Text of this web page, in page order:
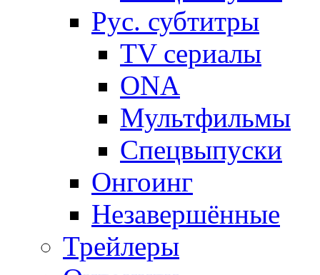
Рус. субтитры
TV сериалы
ONA
Мультфильмы
Спецвыпуски
Онгоинг
Незавершённые
Трейлеры